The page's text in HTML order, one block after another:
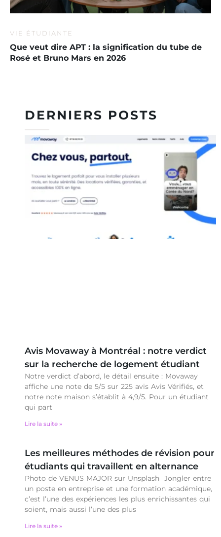
DERNIERS POSTS
Avis Movaway à Montréal : notre verdict
sur la recherche de logement étudiant
Notre verdict d’abord, le détail ensuite : Movaway
affiche une note de 5/5 sur 225 avis Avis Vérifiés, et
notre note maison s’établit à 4,9/5. Pour un étudiant
qui part
Lire la suite »
Les meilleures méthodes de révision pour
étudiants qui travaillent en alternance
Photo de VENUS MAJOR sur Unsplash Jongler entre
un poste en entreprise et une formation académique,
c’est l’une des expériences les plus enrichissantes qui
soient, mais aussi l’une des plus
Lire la suite »
VIE ÉTUDIANTE
Que veut dire APT : la signification du tube de
Rosé et Bruno Mars en 2026